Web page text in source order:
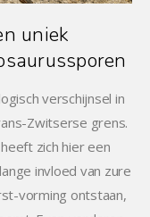
uniek
verschijnsel in
Zwitserse grens.
zich hier een
invloed van zure
vorming ontstaan,